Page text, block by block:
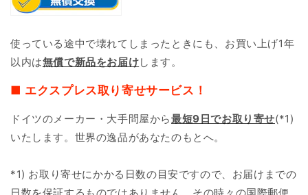
使っている途中で壊れてしまったときにも、お買い上げ1年
以内は無償で新品をお届けします。
■ エクスプレス取り寄せサービス！
ドイツのメーカー・大手問屋から最短9日でお取り寄せ(*1)
いたします。世界の逸品があなたのもとへ。
*1) お取り寄せにかかる日数の目安ですので、お届けまでの